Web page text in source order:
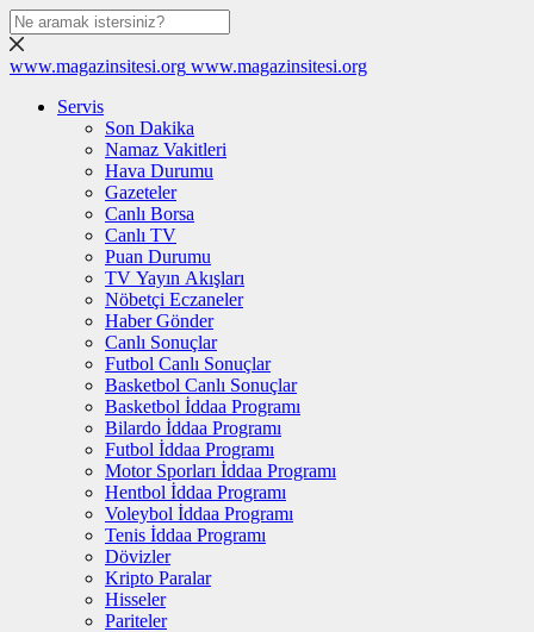
www.magazinsitesi.org www.magazinsitesi.org
Servis
Son Dakika
Namaz Vakitleri
Hava Durumu
Gazeteler
Canlı Borsa
Canlı TV
Puan Durumu
TV Yayın Akışları
Nöbetçi Eczaneler
Haber Gönder
Canlı Sonuçlar
Futbol Canlı Sonuçlar
Basketbol Canlı Sonuçlar
Basketbol İddaa Programı
Bilardo İddaa Programı
Futbol İddaa Programı
Motor Sporları İddaa Programı
Hentbol İddaa Programı
Voleybol İddaa Programı
Tenis İddaa Programı
Dövizler
Kripto Paralar
Hisseler
Pariteler